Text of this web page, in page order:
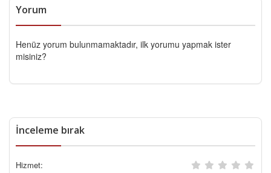
Yorum
Henüz yorum bulunmamaktadır, ilk yorumu yapmak ister
misiniz?
İnceleme bırak
Hizmet: